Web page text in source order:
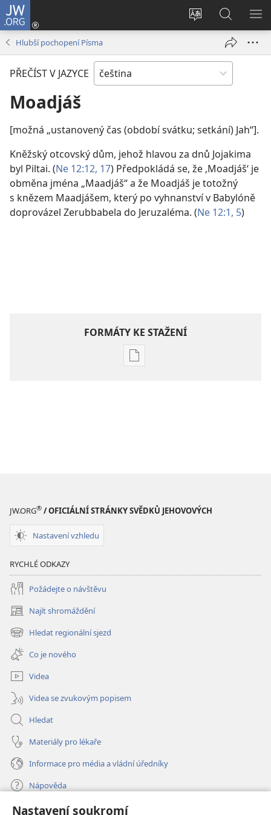
Nastavení soukromí
JW.ORG
Změnit
stránek
Přihlásit
se
okno)
Hledat
na
JW.ORG
Hlubší pochopení Písma
PŘEČÍST V JAZYCE
Moadjáš
[možná „ustanovený čas (období svátku; setkání) Jah“].
Kněžský otcovský dům, jehož hlavou za dnů Jojakima
byl Piltai. (Ne 12:12, 17) Předpokládá se, že ‚Moadjáš‘ je
obměna jména „Maadjáš“ a že Moadjáš je totožný
s knězem Maadjášem, který po vyhnanství v Babylóně
doprovázel Zerubbabela do Jeruzaléma. (Ne 12:1, 5)
FORMÁTY KE STAŽENÍ
Formáty
JW.ORG® / OFICIÁLNÍ STRÁNKY SVĚDKŮ JEHOVOVÝCH
Nastavení vzhledu
RYCHLÉ ODKAZY
Požádejte o návštěvu
Najít shromáždění
(otevřeno
nové
okno)
Hledat regionální sjezd
(otevřeno
nové
okno)
Co je nového
Videa
Videa se zvukovým popisem
Hledat
Materiály pro lékaře
Informace pro média a vládní úředníky
Nápověda